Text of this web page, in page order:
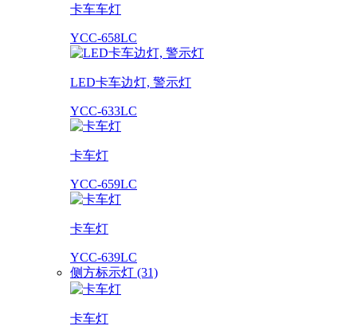
卡车车灯
YCC-658LC
LED卡车边灯, 警示灯
YCC-633LC
卡车灯
YCC-659LC
卡车灯
YCC-639LC
侧方标示灯 (31)
卡车灯